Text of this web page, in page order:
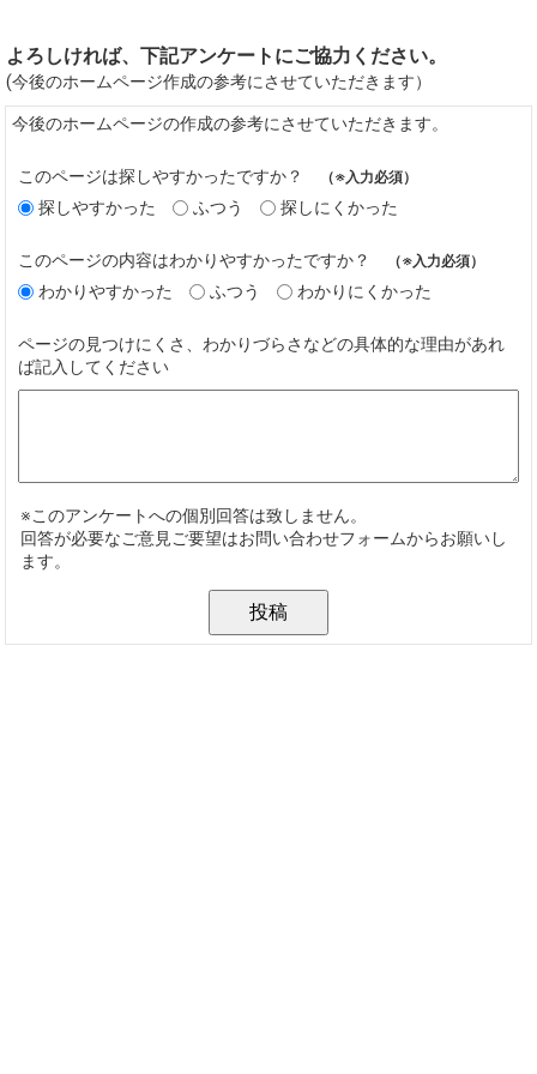
よろしければ、下記アンケートにご協力ください。
(今後のホームページ作成の参考にさせていただきます）
今後のホームページの作成の参考にさせていただきます。
このページは探しやすかったですか？ （※入力必須）
探しやすかった ふつう 探しにくかった
このページの内容はわかりやすかったですか？ （※入力必須）
わかりやすかった ふつう わかりにくかった
ページの見つけにくさ、わかりづらさなどの具体的な理由があれ
ば記入してください
※このアンケートへの個別回答は致しません。
回答が必要なご意見ご要望はお問い合わせフォームからお願いし
ます。